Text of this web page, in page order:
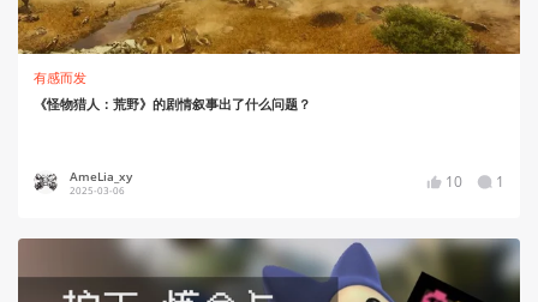
有感而发
《怪物猎人：荒野》的剧情叙事出了什么问题？
AmeLia_xy
2025-03-06 10 1